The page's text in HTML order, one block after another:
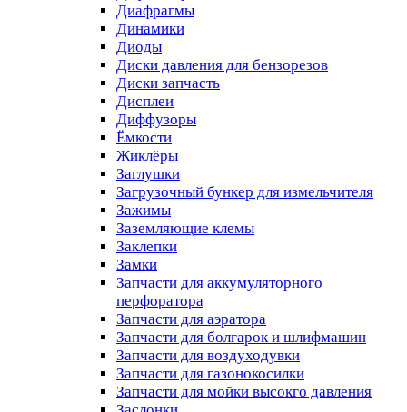
Диафрагмы
Динамики
Диоды
Диски давления для бензорезов
Диски запчасть
Дисплеи
Диффузоры
Ёмкости
Жиклёры
Заглушки
Загрузочный бункер для измельчителя
Зажимы
Заземляющие клемы
Заклепки
Замки
Запчасти для аккумуляторного
перфоратора
Запчасти для аэратора
Запчасти для болгарок и шлифмашин
Запчасти для воздуходувки
Запчасти для газонокосилки
Запчасти для мойки высокго давления